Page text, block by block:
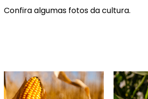
Confira algumas fotos da cultura.